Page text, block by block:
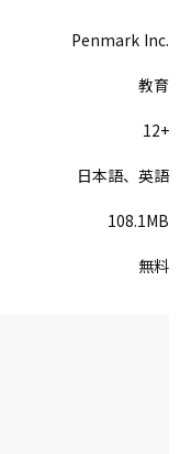
Penmark Inc.
教育
12+
日本語、英語
108.1MB
無料